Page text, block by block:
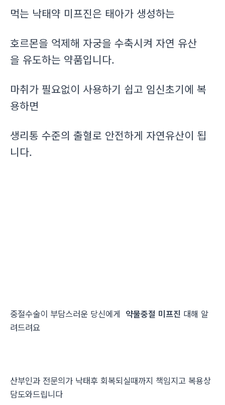
먹는 낙태약 미프진은 태아가 생성하는
호르몬을 억제해 자궁을 수축시켜 자연 유산
을 유도하는 약품입니다.
마취가 필요없이 사용하기 쉽고 임신초기에 복
용하면
생리통 수준의 출혈로 안전하게 자연유산이 됩
니다.
중절수술이 부담스러운 당신에게 약물중절 미프진 대해 알
려드려요
산부인과 전문의가 낙태후 회복되실때까지 책임지고 복용상
담도와드립니다